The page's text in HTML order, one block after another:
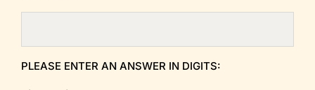
PLEASE ENTER AN ANSWER IN DIGITS: